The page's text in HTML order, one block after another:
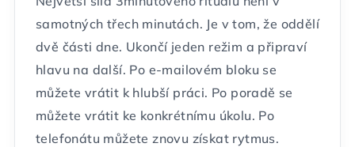
samotných třech minutách. Je v tom, že oddělí
dvě části dne. Ukončí jeden režim a připraví
hlavu na další. Po e-mailovém bloku se
můžete vrátit k hlubší práci. Po poradě se
můžete vrátit ke konkrétnímu úkolu. Po
telefonátu můžete znovu získat rytmus.